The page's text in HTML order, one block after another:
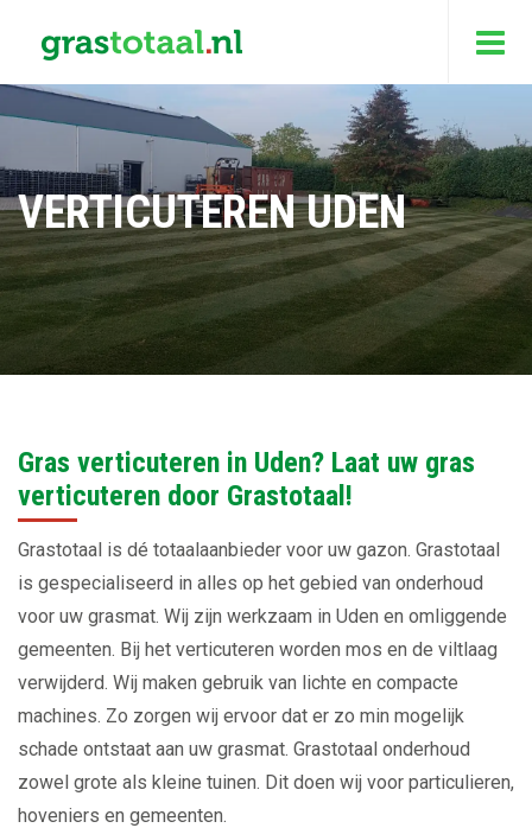
VERTICUTEREN UDEN
Gras verticuteren in Uden? Laat uw gras
verticuteren door Grastotaal!
Grastotaal is dé totaalaanbieder voor uw gazon. Grastotaal
is gespecialiseerd in alles op het gebied van onderhoud
voor uw grasmat. Wij zijn werkzaam in Uden en omliggende
gemeenten. Bij het verticuteren worden mos en de viltlaag
verwijderd. Wij maken gebruik van lichte en compacte
machines. Zo zorgen wij ervoor dat er zo min mogelijk
schade ontstaat aan uw grasmat. Grastotaal onderhoud
zowel grote als kleine tuinen. Dit doen wij voor particulieren,
hoveniers en gemeenten.